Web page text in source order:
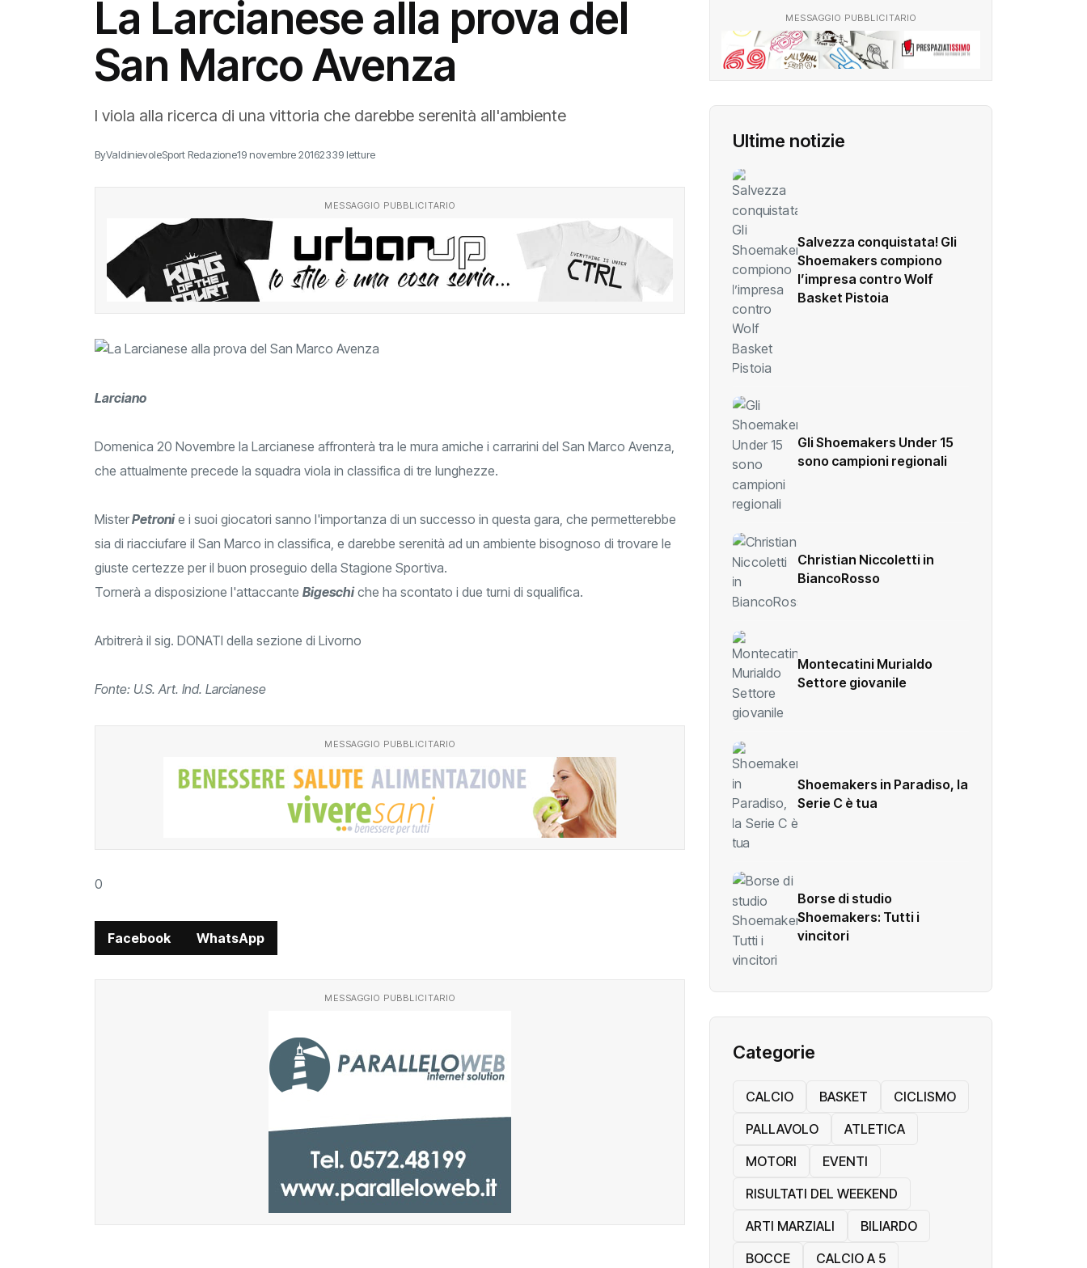
La Larcianese alla prova del
San Marco Avenza
I viola alla ricerca di una vittoria che darebbe serenità all'ambiente
ByValdinievoleSport Redazione19 novembre 20162339 letture
MESSAGGIO PUBBLICITARIO
Larciano
Domenica 20 Novembre la Larcianese affronterà tra le mura amiche i carrarini del San Marco Avenza,
che attualmente precede la squadra viola in classifica di tre lunghezze.
MisterPetronie i suoi giocatori sanno l'importanza di un successo in questa gara, che permetterebbe
sia di riacciufare il San Marco in classifica, e darebbe serenità ad un ambiente bisognoso di trovare le
giuste certezze per il buon proseguio della Stagione Sportiva.
Tornerà a disposizione l'attaccante Bigeschiche ha scontato i due turni di squalifica.
Arbitrerà il sig. DONATI della sezione di Livorno
Fonte: U.S. Art. Ind. Larcianese
MESSAGGIO PUBBLICITARIO
0
Facebook WhatsApp
MESSAGGIO PUBBLICITARIO
MESSAGGIO PUBBLICITARIO
Ultime notizie
Salvezza conquistata! Gli
Shoemakers compiono
l’impresa contro Wolf
Basket Pistoia
Gli Shoemakers Under 15
sono campioni regionali
Christian Niccoletti in
BiancoRosso
Montecatini Murialdo
Settore giovanile
Shoemakers in Paradiso, la
Serie C è tua
Borse di studio
Shoemakers: Tutti i
vincitori
Categorie
CALCIO BASKET
CICLISMO
PALLAVOLO
ATLETICA
MOTORI
EVENTI
RISULTATI DEL WEEKEND
ARTI MARZIALI
BILIARDO
BOCCE
CALCIO A 5